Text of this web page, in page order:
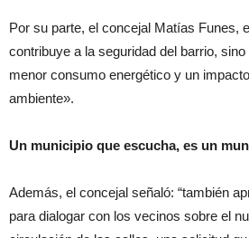
Por su parte, el concejal Matías Funes,
contribuye a la seguridad del barrio,
menor consumo energético y un
ambiente».
Un municipio que escucha, es un
Además, el concejal señaló: “también
para dialogar con los vecinos sobre el